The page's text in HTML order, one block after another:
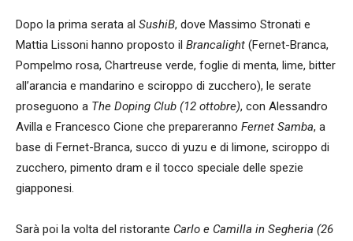
Dopo la prima serata al SushiB, dove Massimo Stronati e
Mattia Lissoni hanno proposto il Brancalight (Fernet-Branca,
Pompelmo rosa, Chartreuse verde, foglie di menta, lime, bitter
all’arancia e mandarino e sciroppo di zucchero), le serate
proseguono a The Doping Club (12 ottobre), con Alessandro
Avilla e Francesco Cione che prepareranno Fernet Samba, a
base di Fernet-Branca, succo di yuzu e di limone, sciroppo di
zucchero, pimento dram e il tocco speciale delle spezie
giapponesi.
Sarà poi la volta del ristorante Carlo e Camilla in Segheria (26